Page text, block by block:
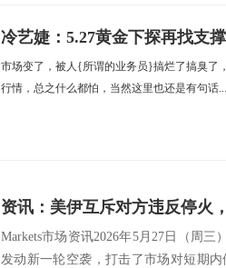
冷艺婕：5.27黄金下探再找支
市场变了，被人{所谓的业务员}搞烂了搞臭了
行情，总之什么都怕，当然这里也还是有句话...
Markets市场资讯2026年5月27日（周
发动新一轮空袭，打击了市场对短期